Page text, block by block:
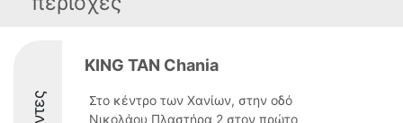
KING TAN Chania
Στο κέντρο των Χανίων, στην οδό
Νικολάου Πλαστήρα 2 στον πρώτο